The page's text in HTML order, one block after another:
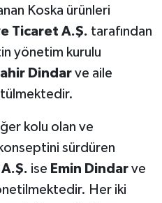
Koska ürünleri
Ticaret A.Ş. tarafından
yönetim kurulu
Dindarve aile
kolu olan ve
sürdüren
ise Emin Dindarve
Her iki